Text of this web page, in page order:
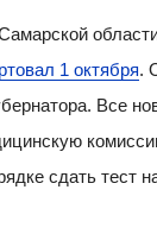
1 октября.
Все
сдать тест